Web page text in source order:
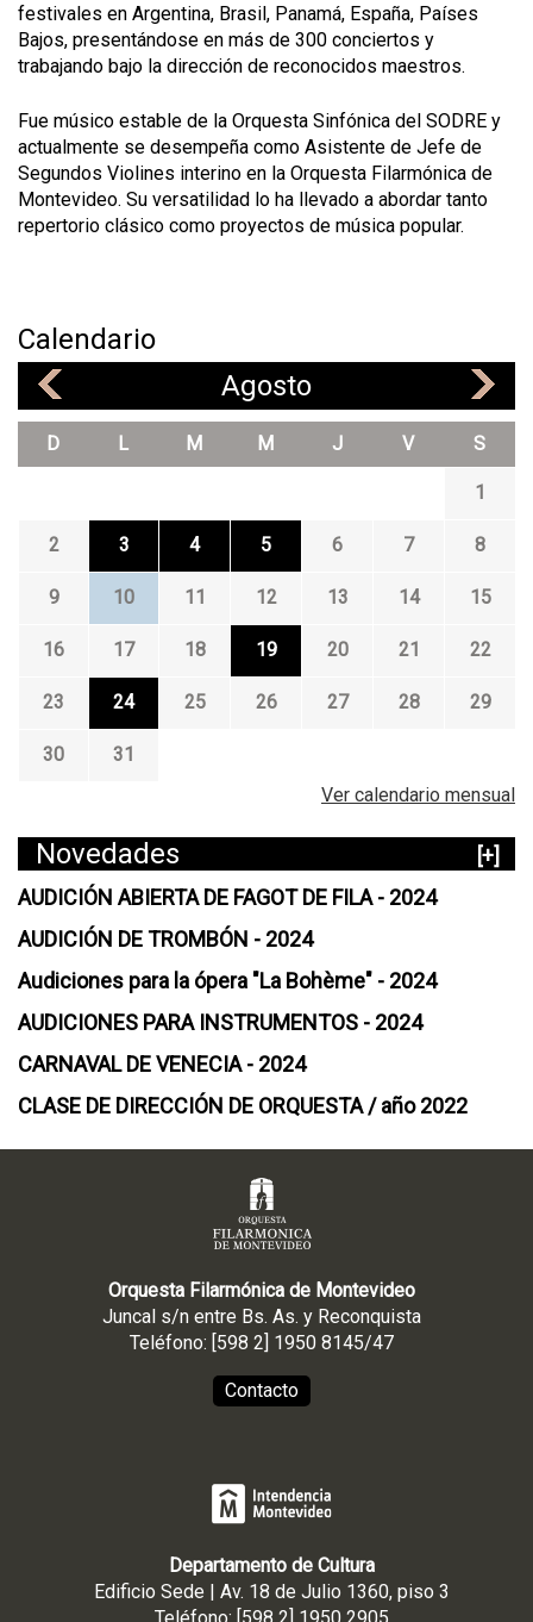
festivales en Argentina, Brasil, Panamá, España, Países
Bajos, presentándose en más de 300 conciertos y
trabajando bajo la dirección de reconocidos maestros.
Fue músico estable de la Orquesta Sinfónica del SODRE y
actualmente se desempeña como Asistente de Jefe de
Segundos Violines interino en la Orquesta Filarmónica de
Montevideo. Su versatilidad lo ha llevado a abordar tanto
repertorio clásico como proyectos de música popular.
Calendario
Agosto
D L M M J V S
1
2 3 4 5 6 7 8
9 10 11 12 13 14 15
16 17 18 19 20 21 22
23 24 25 26 27 28 29
30
31
Ver calendario mensual
Novedades
[+]
AUDICIÓN ABIERTA DE FAGOT DE FILA - 2024
AUDICIÓN DE TROMBÓN - 2024
Audiciones para la ópera "La Bohème" - 2024
AUDICIONES PARA INSTRUMENTOS - 2024
CARNAVAL DE VENECIA - 2024
CLASE DE DIRECCIÓN DE ORQUESTA / año 2022
Orquesta Filarmónica de Montevideo
Juncal s/n entre Bs. As. y Reconquista
Teléfono: [598 2] 1950 8145/47
Contacto
Departamento de Cultura
Edificio Sede | Av. 18 de Julio 1360, piso 3